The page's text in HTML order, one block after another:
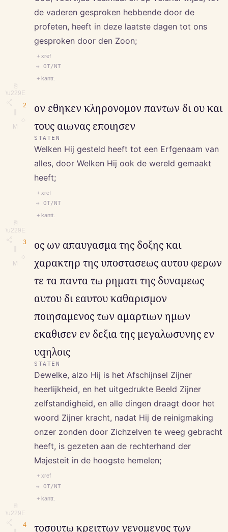
⎘
\u229E
M
de vaderen gesproken hebbende door de
profeten, heeft in deze laatste dagen tot ons
gesproken door den Zoon;
+ xref
↔ OT/NT
+ kantt.
2
⎘
\u229E
M
ον εθηκεν κληρονομον παντων δι ου και
τους αιωνας εποιησεν
STATEN
Welken Hij gesteld heeft tot een Erfgenaam van
alles, door Welken Hij ook de wereld gemaakt
heeft;
+ xref
↔ OT/NT
+ kantt.
3
⎘
\u229E
ος ων απαυγασμα της δοξης και
χαρακτηρ της υποστασεως αυτου φερων
τε τα παντα τω ρηματι της δυναμεως
αυτου δι εαυτου καθαρισμον
ποιησαμενος των αμαρτιων ημων
εκαθισεν εν δεξια της μεγαλωσυνης εν
υqηλοις
STATEN
Dewelke, alzo Hij is het Afschijnsel Zijner
heerlijkheid, en het uitgedrukte Beeld Zijner
zelfstandigheid, en alle dingen draagt door het
woord Zijner kracht, nadat Hij de reinigmaking
onzer zonden door Zichzelven te weeg gebracht
heeft, is gezeten aan de rechterhand der
Majesteit in de hoogste hemelen;
+ xref
↔ OT/NT
+ kantt.
4
τοσουτω κρειττων γενομενος των